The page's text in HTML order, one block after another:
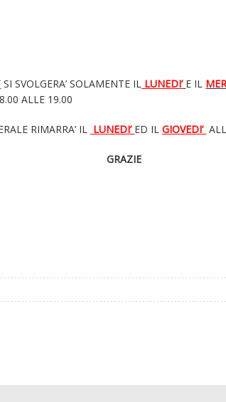
SI SVOLGERA’ SOLAMENTE IL LUNEDI’ E IL
ALLE 19.00
RIMARRA’ IL LUNEDI’ ED ILGIOVEDI’
GRAZIE